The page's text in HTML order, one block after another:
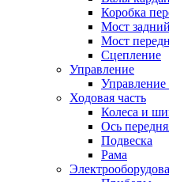
Коробка
Мост задний
Мост
Сцепление
Управление
Управление
Ходовая часть
Колеса и
Ось
Подвеска
Рама